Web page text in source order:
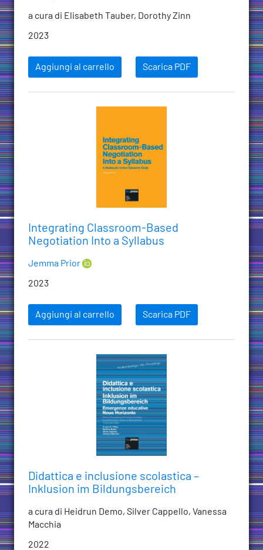
a cura di Elisabeth Tauber, Dorothy Zinn
2023
Aggiungi al carrello Scarica PDF
Integrating Classroom-Based
Negotiation Into a Syllabus
Jemma Prior
2023
Aggiungi al carrello Scarica PDF
Didattica e inclusione scolastica –
Inklusion im Bildungsbereich
a cura di Heidrun Demo, Silver Cappello, Vanessa
Macchia
2022